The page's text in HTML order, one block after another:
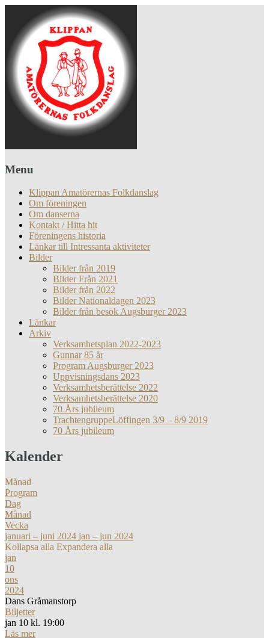
Menu
Klippan Amatörernas Folkdanslag
Om föreningen
Om danserna
Kontakt / Hitta hit
Föreningens historia
Länkar till Intressanta aktiviteter
Bilder
Bilder från 2019
Bilder Från 2021
Bilder från 2022
Bilder Nationaldagen 2023
Bilder från besök Augsburger 2023
Länkar
Arkiv
Verksamhetsplan 2022-2023
Gunnar 85 år
Program Augsburger 2023
Uppvisningsdans 2023
Verksamhetsberättelse 2022
Verksamhetsberättelse 2020
70 Års jubileum
TrachtengruppeLöffingen 3/9 – 8/9 2019
70 Års jubileum
Kalender
Månad
Program
Dag
Månad
Vecka
januari – juni 2024 jan – jun 2024
Kollapsa alla Expandera alla
jan
10
ons
2024
Dans Gråmanstorp
Biljetter
jan 10 kl. 19:00
Läs mer